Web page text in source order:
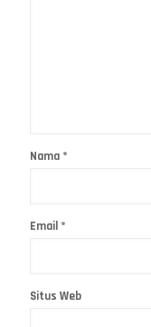
Nama *
Email *
Situs Web